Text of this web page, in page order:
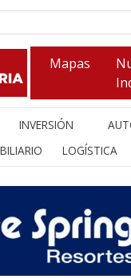
Mapas
INVERSIÓN
LOGÍSTICA